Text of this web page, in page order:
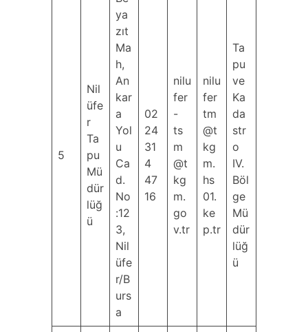
5
Nil
üfe
r
Ta
pu
Mü
dür
lüğ
ü
ya
zıt
Ma
h,
An
kar
a
Yol
u
Ca
d.
No
:12
3,
Nil
üfe
r/B
urs
a
02
24
31
4
47
16
nilu
fer
-
ts
m
@t
kg
m.
go
v.tr
nilu
fer
tm
@t
kg
m.
hs
01.
ke
p.tr
Ta
pu
ve
Ka
da
str
o
IV.
Böl
ge
Mü
dür
lüğ
ü